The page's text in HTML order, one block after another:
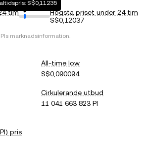
tim
S$0,11235
Högsta priset under 24 tim
S$0,12037
PIs marknadsinformation.
All-time low
S$0,090094
Cirkulerande utbud
11 041 663 823 PI
PI) pris